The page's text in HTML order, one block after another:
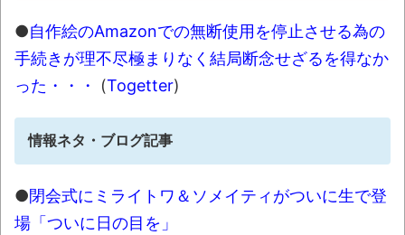
【動画】大阪のゲリラ豪雨を生駒山の山頂
から撮影したビデオが美しい。NEW!
【うむ】スタバの「コーヒーが苦手な人の
コーヒー」という看板を見た子供のツッコミが
的確すぎるｗｗｗ
NEW!
●自作絵のAmazonでの無断使用を停止させる為の
手続きが理不尽極まりなく結局断念せざるを得なか
った・・・
(Togetter)
情報ネタ・ブログ記事
●閉会式にミライトワ＆ソメイティがついに生で登
場「ついに日の目を」